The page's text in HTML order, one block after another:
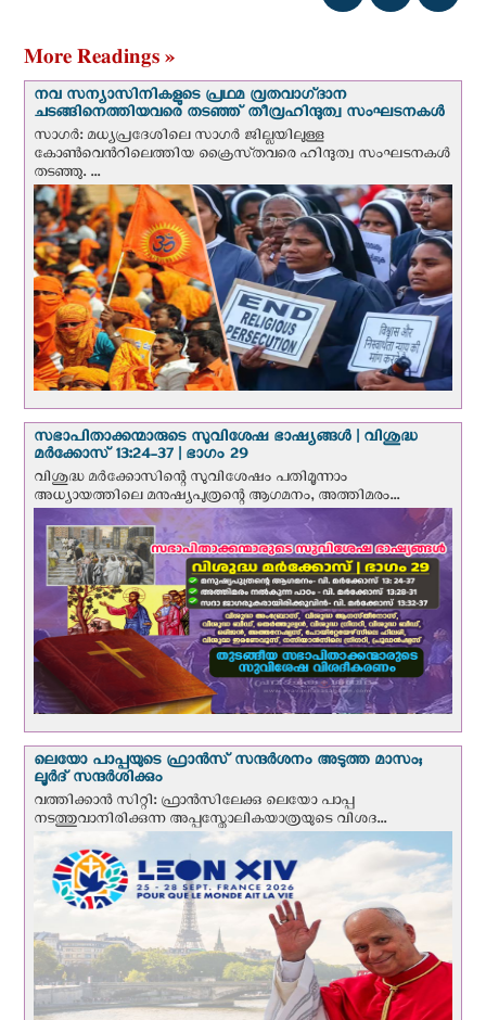
More Readings »
നവ സന്യാസിനികളുടെ പ്രഥമ വ്രതവാഗ്‌ദാന
ചടങ്ങിനെത്തിയവരെ തടഞ്ഞ് തീവ്രഹിന്ദുത്വ സംഘടനകള്‍
സാഗർ: മധ്യപ്രദേശിലെ സാഗർ ജില്ലയിലുള്ള
കോൺവെന്‍റിലെത്തിയ ക്രൈസ്‌തവരെ ഹിന്ദുത്വ സംഘടനകൾ
തടഞ്ഞു. ...
സഭാപിതാക്കന്മാരുടെ സുവിശേഷ ഭാഷ്യങ്ങള്‍ | വിശുദ്ധ
മര്‍ക്കോസ് 13:24-37 | ഭാഗം 29
വിശുദ്ധ മര്‍ക്കോസിന്റെ സുവിശേഷം പതിമൂന്നാം
അധ്യായത്തിലെ മനുഷ്യപുത്രന്റെ ആഗമനം, അത്തിമരം...
ലെയോ പാപ്പയുടെ ഫ്രാന്‍സ് സന്ദര്‍ശനം അടുത്ത മാസം;
ലൂര്‍ദ് സന്ദര്‍ശിക്കും
വത്തിക്കാന്‍ സിറ്റി: ഫ്രാൻസിലേക്കു ലെയോ പാപ്പ
നടത്തുവാനിരിക്കുന്ന അപ്പസ്തോലികയാത്രയുടെ വിശദ...